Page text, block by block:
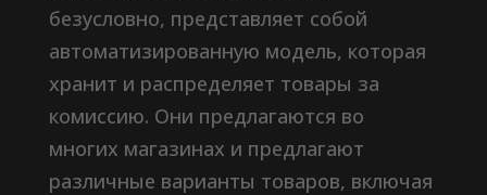
безусловно, представляет собой
автоматизированную модель, которая
хранит и распределяет товары за
комиссию. Они предлагаются во
многих магазинах и предлагают
различные варианты товаров, включая